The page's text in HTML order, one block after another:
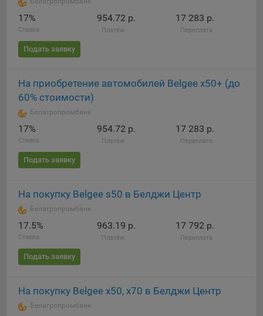
17%
Ставка
954.72 р.
Платёж
17 283 р.
Переплата
Подать заявку
На приобретение автомобилей Belgee x50+ (до
60% стоимости)
Белагропромбанк
17%
Ставка
954.72 р.
Платёж
17 283 р.
Переплата
Подать заявку
На покупку Belgee s50 в Белджи Центр
Белагропромбанк
17.5%
Ставка
963.19 р.
Платёж
17 792 р.
Переплата
Подать заявку
На покупку Belgee х50, х70 в Белджи Центр
Белагропромбанк